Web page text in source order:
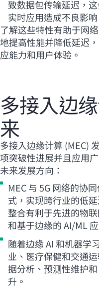
致数据包传输延迟，
实时应用造成不良影响
了解这些特性有助于网
地提高性能并降低延迟
应能力和用户体验。
多接入边
来
多接入边缘计算 (MEC)
项突破性进展并且应用
未来发展方向：
MEC 与 5G 网络的协
式，实现跨行业的低
整合有利于先进的物
和基于边缘的 AI/ML 应
随着边缘 AI 和机器学
业、医疗保健和交通
据分析、预测性维护
升。